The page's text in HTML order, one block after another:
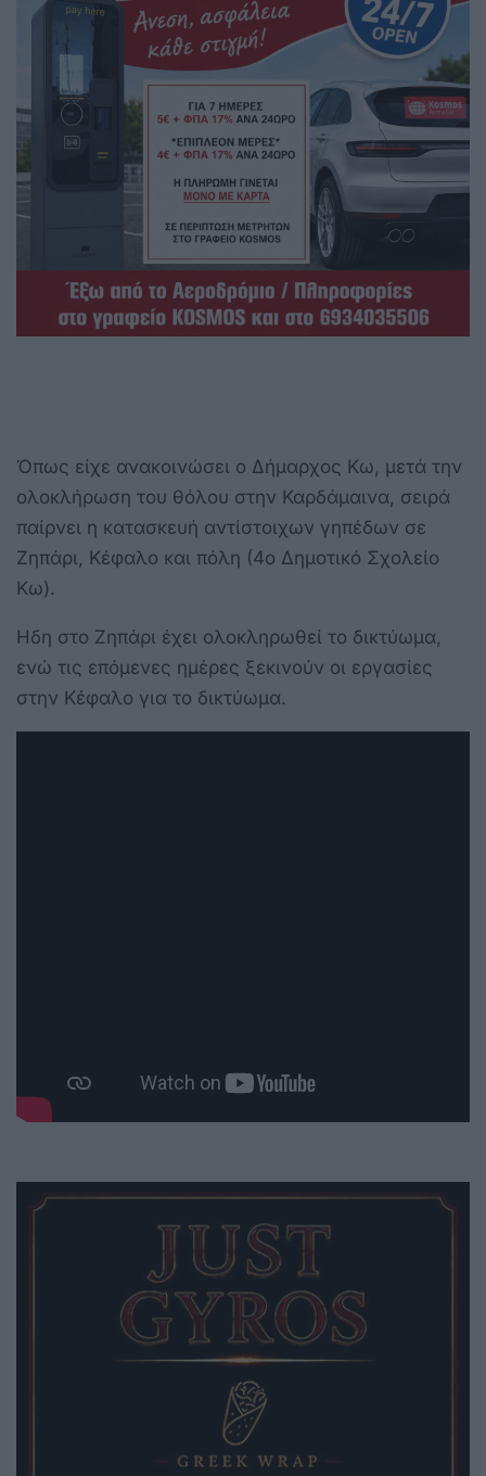
Όπως είχε ανακοινώσει ο Δήμαρχος Κω, μετά την
ολοκλήρωση του θόλου στην Καρδάμαινα, σειρά
παίρνει η κατασκευή αντίστοιχων γηπέδων σε
Ζηπάρι, Κέφαλο και πόλη (4ο Δημοτικό Σχολείο
Κω).
Ηδη στο Ζηπάρι έχει ολοκληρωθεί το δικτύωμα,
ενώ τις επόμενες ημέρες ξεκινούν οι εργασίες
στην Κέφαλο για το δικτύωμα.